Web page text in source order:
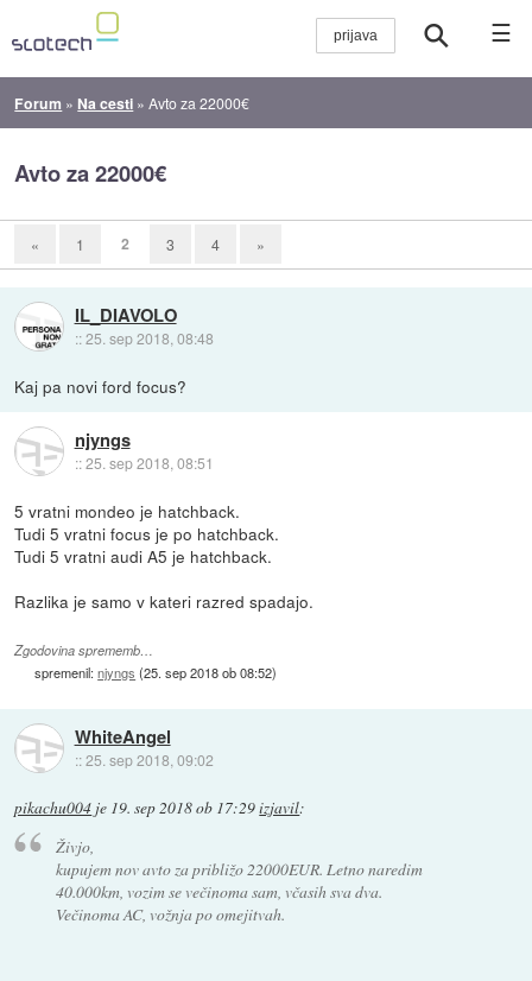
☰
Forum » Na cesti »Avto za 22000€
Avto za 22000€
« 1 2 3 4 »
IL_DIAVOLO
::25. sep 2018, 08:48
Kaj pa novi ford focus?
njyngs
::25. sep 2018, 08:51
5 vratni mondeo je hatchback.
Tudi 5 vratni focus je po hatchback.
Tudi 5 vratni audi A5 je hatchback.
Razlika je samo v kateri razred spadajo.
Zgodovina sprememb…
spremenil:njyngs (25. sep 2018 ob 08:52)
WhiteAngel
::25. sep 2018, 09:02
pikachu004 je 19. sep 2018 ob 17:29izjavil:
Živjo,
kupujem nov avto za približo 22000EUR. Letno naredim
40.000km, vozim se večinoma sam, včasih sva dva.
Večinoma AC, vožnja po omejitvah.